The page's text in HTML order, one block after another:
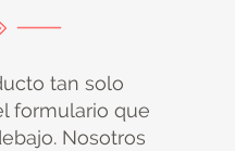
tan solo
formulario que
Nosotros